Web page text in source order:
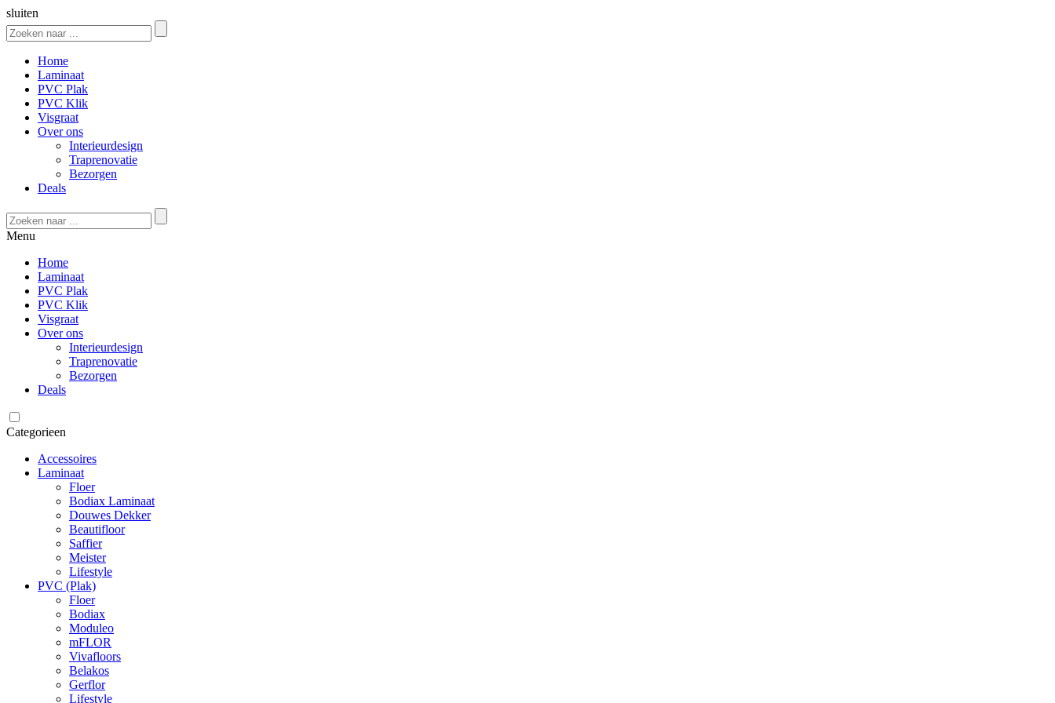
sluiten
Home
Laminaat
PVC Plak
PVC Klik
Visgraat
Over ons
Interieurdesign
Traprenovatie
Bezorgen
Deals
Menu
Home
Laminaat
PVC Plak
PVC Klik
Visgraat
Over ons
Interieurdesign
Traprenovatie
Bezorgen
Deals
Categorieen
Accessoires
Laminaat
Floer
Bodiax Laminaat
Douwes Dekker
Beautifloor
Saffier
Meister
Lifestyle
PVC (Plak)
Floer
Bodiax
Moduleo
mFLOR
Vivafloors
Belakos
Gerflor
Lifestyle